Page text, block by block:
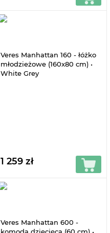
Veres Manhattan 160 - łóżko
młodzieżowe (160x80 cm) •
White Grey
1 259 zł
Veres Manhattan 600 -